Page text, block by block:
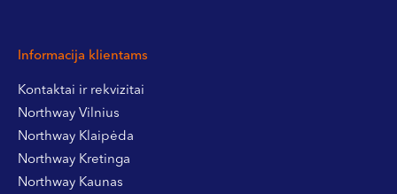
Informacija klientams
Kontaktai ir rekvizitai
Northway Vilnius
Northway Klaipėda
Northway Kretinga
Northway Kaunas